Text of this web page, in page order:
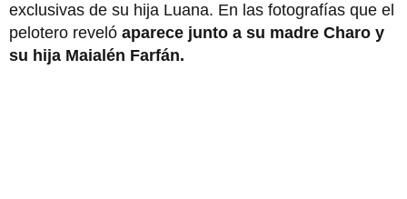
exclusivas de su hija Luana. En las fotografías que el
pelotero reveló aparece junto a su madre Charo y
su hija Maialén Farfán.